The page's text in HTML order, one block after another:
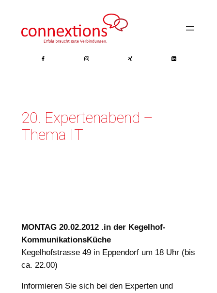
springen
20. Expertenabend –
Thema IT
MONTAG 20.02.2012 .in der Kegelhof-
KommunikationsKüche
Kegelhofstrasse 49 in Eppendorf um 18 Uhr (bis
ca. 22.00)
Informieren Sie sich bei den Experten und